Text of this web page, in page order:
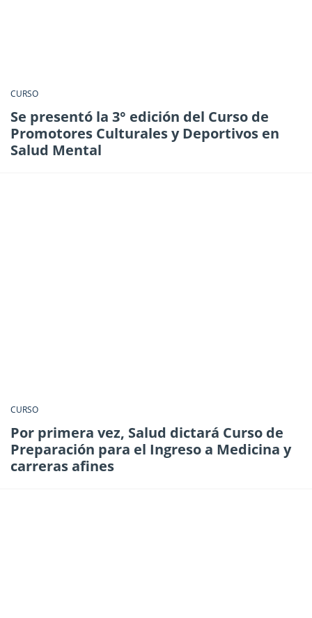
CURSO
Se presentó la 3° edición del Curso de
Promotores Culturales y Deportivos en
Salud Mental
CURSO
Por primera vez, Salud dictará Curso de
Preparación para el Ingreso a Medicina y
carreras afines